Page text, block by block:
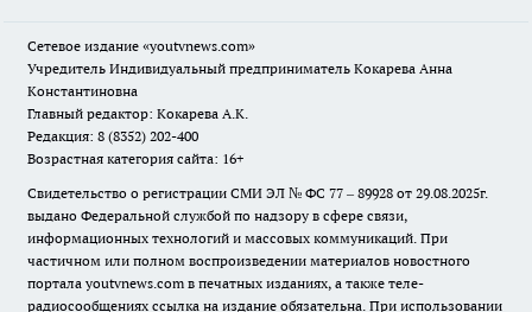
Сетевое издание «youtvnews.com»
Учредитель Индивидуальный предприниматель Кокарева Анна
Константиновна
Главный редактор: Кокарева А.К.
Редакция: 8 (8352) 202-400
Возрастная категория сайта: 16+
Свидетельство о регистрации СМИ ЭЛ № ФС 77 – 89928 от 29.08.2025г.
выдано Федеральной службой по надзору в сфере связи,
информационных технологий и массовых коммуникаций. При
частичном или полном воспроизведении материалов новостного
портала youtvnews.com в печатных изданиях, а также теле-
радиосообщениях ссылка на издание обязательна. При использовании